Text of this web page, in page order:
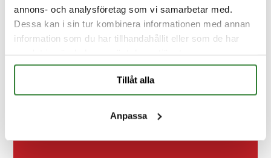
annons- och analysföretag som vi samarbetar med.
Dessa kan i sin tur kombinera informationen med annan
information som du har tillhandahållit eller som de har
Tillåt alla
Anpassa